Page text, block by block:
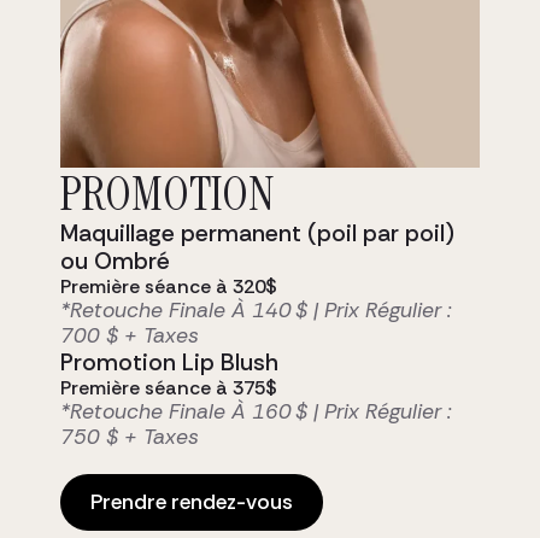
Prête à rayonner?
Notre clientèle, soucieuse de son
apparence fait confiance à notre
équipe d’expérience pour leur
mise en beauté, ou leurs soins
esthétiques des plus
personnalisés.
Prendre rendez-vous
PROMOTION
Maquillage permanent (poil par poil)
ou Ombré
Première séance à 320$
*Retouche Finale À 140 $ | Prix Régulier :
700 $ + Taxes
Promotion Lip Blush
Première séance à 375$
*Retouche Finale À 160 $ | Prix Régulier :
750 $ + Taxes
Prendre rendez-vous